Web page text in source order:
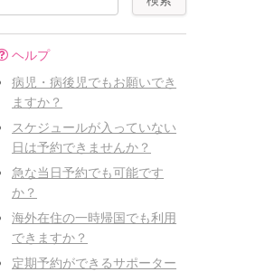
ヘルプ
病児・病後児でもお願いでき
ますか？
スケジュールが入っていない
日は予約できませんか？
急な当日予約でも可能です
か？
海外在住の一時帰国でも利用
できますか？
定期予約ができるサポーター